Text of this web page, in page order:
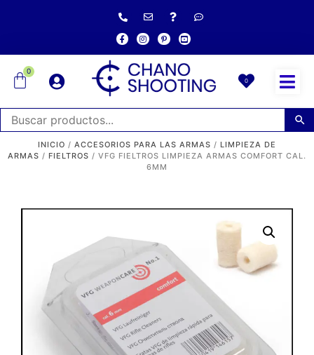
0
0
INICIO / ACCESORIOS PARA LAS ARMAS / LIMPIEZA DE
ARMAS / FIELTROS / VFG FIELTROS LIMPIEZA ARMAS COMFORT CAL.
6MM